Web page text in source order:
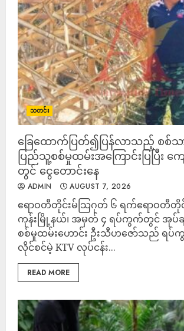
သတင်း
ခြေထောက်ပြတ်၍ပြန်လာသည့် စစ်သ
ပြည်သူ့စစ်မှုထမ်းအကြောင်းပြပြီး ကျ
တွင် ငွေတောင်းနေ
ADMIN AUGUST 7, 2026
ဧရာဝတီတိုင်းမ်သြဂုတ် ၆ ရက်​ဧရာဝတီတိုင်း
ကုန်းမြို့နယ်၊ အမှတ် ၄ ရပ်ကွက်တွင် အုပ်ခ
စစ်မှုထမ်းဟောင်း ဦးသီဟဇော်သည် ရ
လိုင်စင်မဲ့ KTV လုပ်ငန်း...
READ MORE